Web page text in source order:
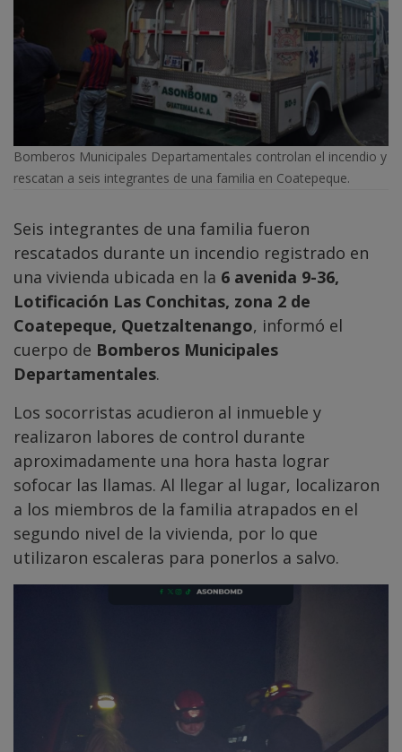
Bomberos Municipales Departamentales controlan el incendio y
rescatan a seis integrantes de una familia en Coatepeque.
Seis integrantes de una familia fueron
rescatados durante un incendio registrado en
una vivienda ubicada en la 6 avenida 9-36,
Lotificación Las Conchitas, zona 2 de
Coatepeque, Quetzaltenango, informó el
cuerpo de Bomberos Municipales
Departamentales.
Los socorristas acudieron al inmueble y
realizaron labores de control durante
aproximadamente una hora hasta lograr
sofocar las llamas. Al llegar al lugar, localizaron
a los miembros de la familia atrapados en el
segundo nivel de la vivienda, por lo que
utilizaron escaleras para ponerlos a salvo.